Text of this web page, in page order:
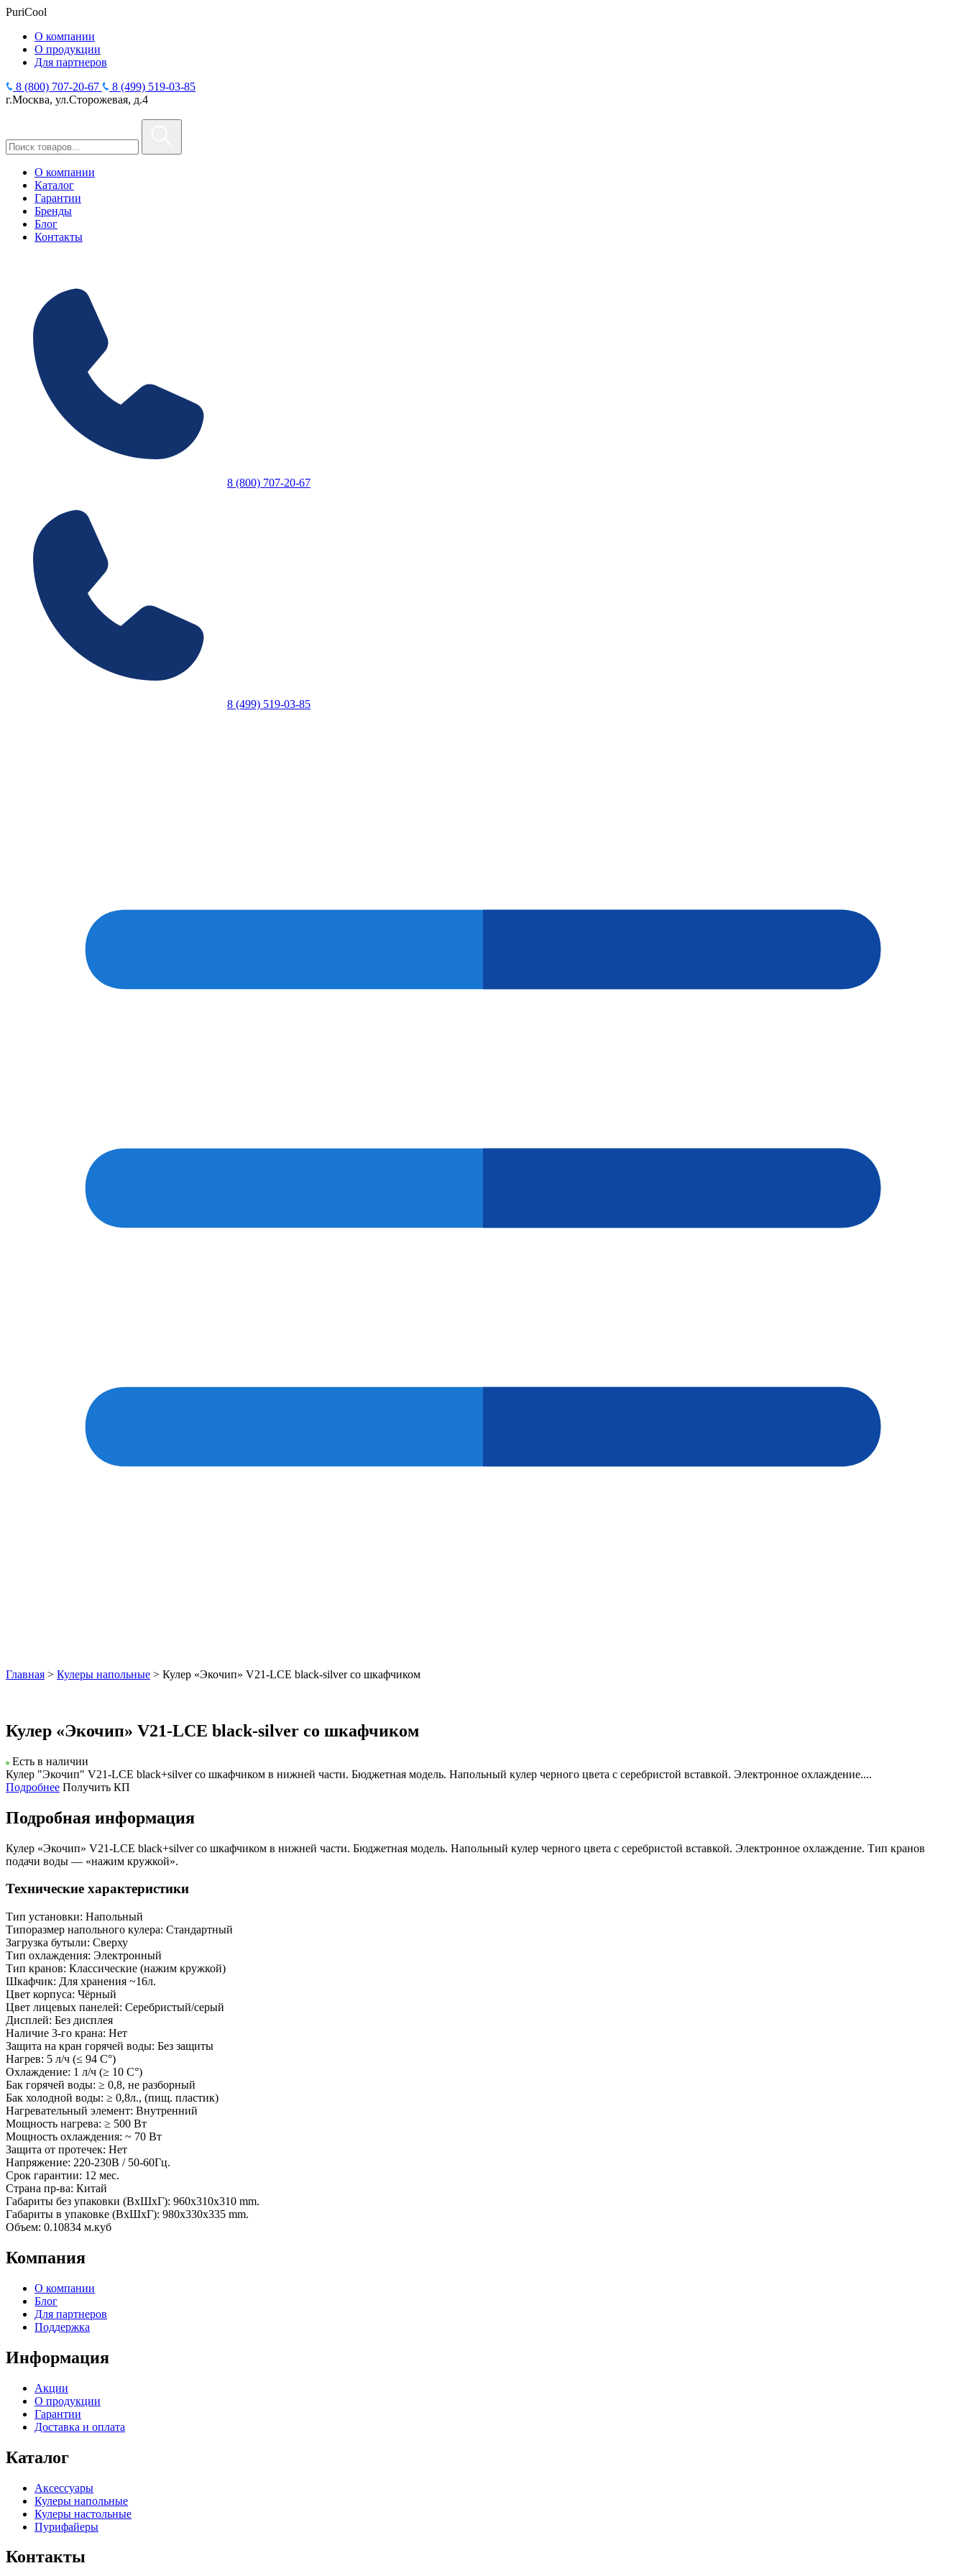
PuriCool
О компании
О продукции
Для партнеров
8 (800) 707-20-67
8 (499) 519-03-85
г.Москва, ул.Сторожевая, д.4
О компании
Каталог
Гарантии
Бренды
Блог
Контакты
8 (800) 707-20-67
8 (499) 519-03-85
Главная > Кулеры напольные > Кулер «Экочип» V21-LCE black-silver со шкафчиком
Кулер «Экочип» V21-LCE black-silver со шкафчиком
Есть в наличии
Кулер "Экочип" V21-LCE black+silver со шкафчиком в нижней части. Бюджетная модель. Напольный кулер черного цвета с серебристой вставкой. Электронное охлаждение....
Подробнее Получить КП
Подробная информация
Кулер «Экочип» V21-LCE black+silver со шкафчиком в нижней части. Бюджетная модель. Напольный кулер черного цвета с серебристой вставкой. Электронное охлаждение. Тип кранов
подачи воды — «нажим кружкой».
Технические характеристики
Тип установки: Напольный
Типоразмер напольного кулера: Стандартный
Загрузка бутыли: Сверху
Тип охлаждения: Электронный
Тип кранов: Классические (нажим кружкой)
Шкафчик: Для хранения ~16л.
Цвет корпуса: Чёрный
Цвет лицевых панелей: Серебристый/серый
Дисплей: Без дисплея
Наличие 3-го крана: Нет
Защита на кран горячей воды: Без защиты
Нагрев: 5 л/ч (≤ 94 C°)
Охлаждение: 1 л/ч (≥ 10 C°)
Бак горячей воды: ≥ 0,8, не разборный
Бак холодной воды: ≥ 0,8л., (пищ. пластик)
Нагревательный элемент: Внутренний
Мощность нагрева: ≥ 500 Вт
Мощность охлаждения: ~ 70 Вт
Защита от протечек: Нет
Напряжение: 220-230В / 50-60Гц.
Срок гарантии: 12 мес.
Страна пр-ва: Китай
Габариты без упаковки (ВxШxГ): 960x310x310 mm.
Габариты в упаковке (ВxШxГ): 980x330x335 mm.
Объем: 0.10834 м.куб
Компания
О компании
Блог
Для партнеров
Поддержка
Информация
Акции
О продукции
Гарантии
Доставка и оплата
Каталог
Аксессуары
Кулеры напольные
Кулеры настольные
Пурифайеры
Контакты